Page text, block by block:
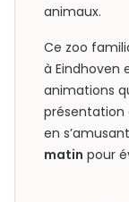
animaux.
Ce zoo
à Eindhoven
animations
présentation
en
matin pour